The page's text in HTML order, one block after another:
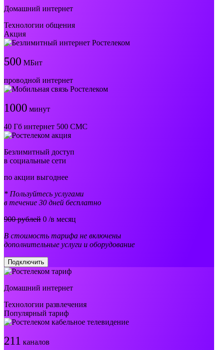
Домашний интернет
Технологии общения
Акция
500 МБит
проводной интернет
1000 минут
40 Гб интернет 500 СМС
Безлимитный доступ
в социальные сети
по акции выгоднее
* Пользуйтесь услугами
в течение 30 дней бесплатно
900 рублей 0 /в месяц
В стоимость тарифа не включены
дополнительные услуги и оборудование
Подключить
Домашний интернет
Технологии развлечения
Популярный тариф
211 каналов